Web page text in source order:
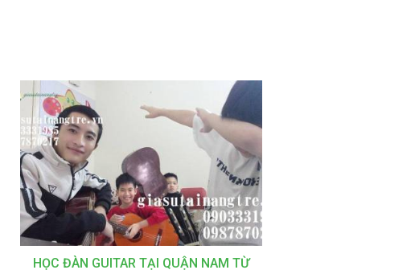
HỌC ĐÀN GUITAR TẠI QUẬN NAM TỪ